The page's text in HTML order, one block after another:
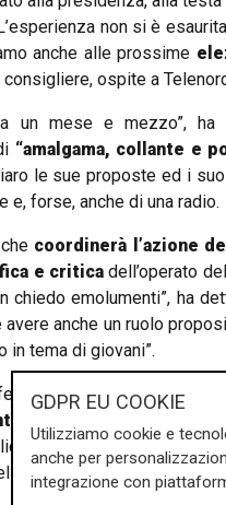
non si è
anche alle prossime
ospite a
un mese e mezzo”, ha
“amalgama, collante e
le sue proposte ed i
e, forse, anche di una radio.
coordinerà l’azione
e critica dell’operato
chiedo emolumenti”, ha
anche un ruolo
in tema di giovani”.
un attacco a Toti:
assessori:
ha detto – Inoltre gli
presidente”.
GDPR EU COOKIE
Utilizziamo cookie e
anche per
integrazione con